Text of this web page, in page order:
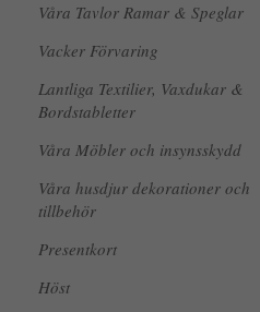
Våra Tavlor Ramar & Speglar
Vacker Förvaring
Lantliga Textilier, Vaxdukar &
Bordstabletter
Våra Möbler och insynsskydd
Våra husdjur dekorationer och
tillbehör
Presentkort
Höst